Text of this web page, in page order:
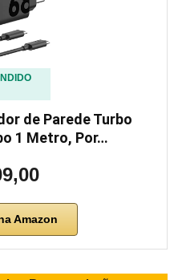
de Parede Turbo
1 Metro, Por…
Amazon